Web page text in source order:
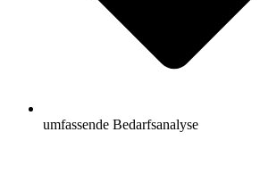
umfassende Bedarfsanalyse